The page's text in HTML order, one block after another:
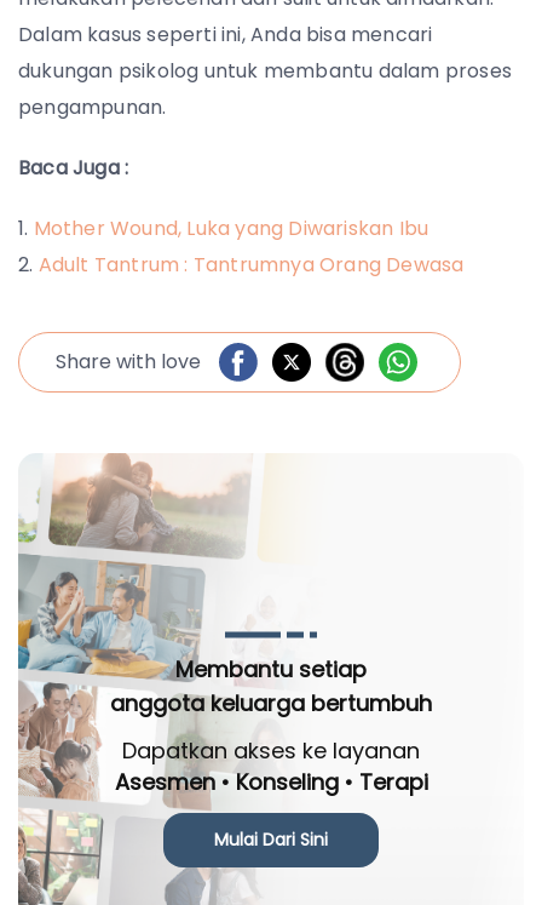
Dalam kasus seperti ini, Anda bisa mencari
dukungan psikolog untuk membantu dalam proses
pengampunan.
Baca Juga :
Mother Wound, Luka yang Diwariskan Ibu
Adult Tantrum : Tantrumnya Orang Dewasa
Share with love
Membantu setiap
anggota keluarga bertumbuh
Dapatkan akses ke layanan
Asesmen • Konseling • Terapi
Mulai Dari Sini